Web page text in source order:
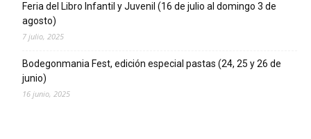
Feria del Libro Infantil y Juvenil (16 de julio al domingo 3 de
agosto)
7 julio, 2025
Bodegonmania Fest, edición especial pastas (24, 25 y 26 de
junio)
16 junio, 2025